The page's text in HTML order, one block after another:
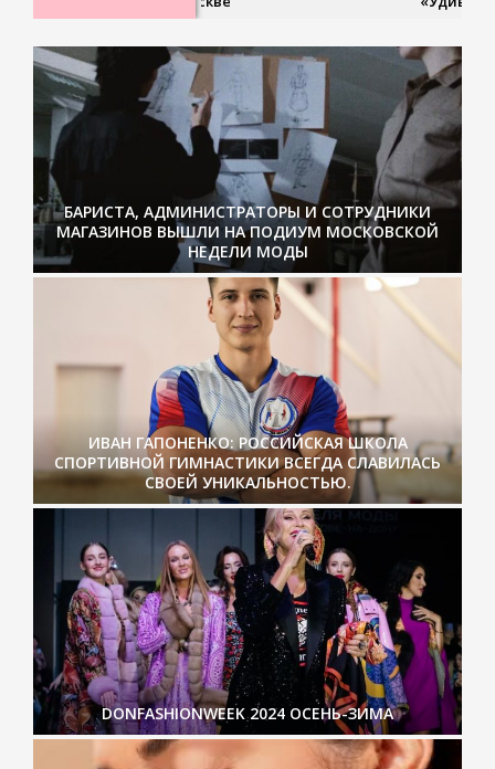
БАРИСТА, АДМИНИСТРАТОРЫ И СОТРУДНИКИ
МАГАЗИНОВ ВЫШЛИ НА ПОДИУМ МОСКОВСКОЙ
НЕДЕЛИ МОДЫ
ИВАН ГАПОНЕНКО: РОССИЙСКАЯ ШКОЛА
СПОРТИВНОЙ ГИМНАСТИКИ ВСЕГДА СЛАВИЛАСЬ
СВОЕЙ УНИКАЛЬНОСТЬЮ.
DONFASHIONWEEK 2024 ОСЕНЬ-ЗИМА